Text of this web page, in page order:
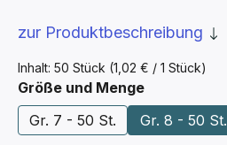
Inhalt: 50 Stück (1,02 € / 1 Stück)
zur Produktbeschreibung
Größe und Mengeauswählen
Gr. 7 - 50 St.
Gr. 8 - 50 St.